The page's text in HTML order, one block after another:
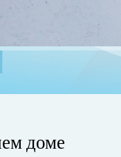
доме